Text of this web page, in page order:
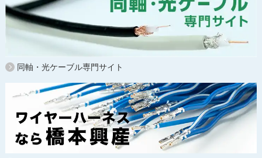
同軸・光ケーブル専門サイト